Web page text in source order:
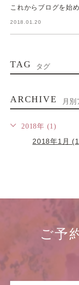
これからブログを始め
2018.01.20
TAG タグ
ARCHIVE 月別
2018年 (1)
2018年1月
ご予